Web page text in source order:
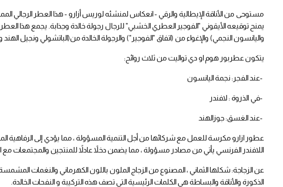
مستوحى من الأناقة الإيطالية والرقي - انعكاس لمنشئه لوريس أزارو - هذا العطر الرجالي
يمنح توقيعه الأيقوني "الفوجير العطري الخشبي" للرجال رجولة خالدة وجذابة. يجمع هذا
واليانسون النجمي) والإغواء من (اتفاق "الفوجير") والرجولة الخالدة من(الباتشولي ونجيل
يتكون عطربور هوم او دي تواليت من ثلاث روائح:
-عند الفجر: نجمة اليانسون
-في الذروة: لافندر
-عند الغسق: جوزالهند
عطور ازارومكرسة للعمل مع شركائها من أجل التنمية المسؤولة ، مما يؤدي إلى الرفاهية
اللافندر الفرنسي يأتي من مصادر مسؤولة ، مما يضمن دخلاً عادلاً للمنتجين والمجتمعات مع
عن الزجاجة: شكلها الثماني ، المصنوع من الزجاج الملون باللون الكهرماني والنغمات
الذكورة والأناقة والبساطة هي الكلمات الرئيسية التي تصف هذه التركيبة و النفحات الخالدة